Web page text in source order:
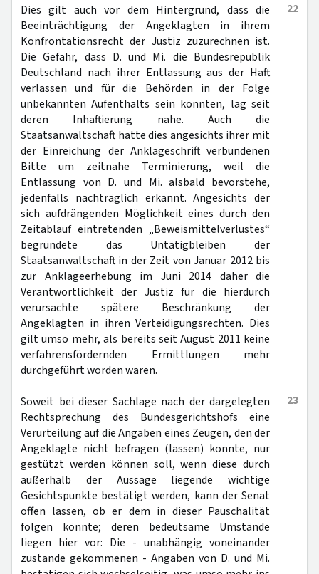
22
Dies gilt auch vor dem Hintergrund, dass die
Beeinträchtigung der Angeklagten in ihrem
Konfrontationsrecht der Justiz zuzurechnen ist.
Die Gefahr, dass D. und Mi. die Bundesrepublik
Deutschland nach ihrer Entlassung aus der Haft
verlassen und für die Behörden in der Folge
unbekannten Aufenthalts sein könnten, lag seit
deren Inhaftierung nahe. Auch die
Staatsanwaltschaft hatte dies angesichts ihrer mit
der Einreichung der Anklageschrift verbundenen
Bitte um zeitnahe Terminierung, weil die
Entlassung von D. und Mi. alsbald bevorstehe,
jedenfalls nachträglich erkannt. Angesichts der
sich aufdrängenden Möglichkeit eines durch den
Zeitablauf eintretenden „Beweismittelverlustes“
begründete das Untätigbleiben der
Staatsanwaltschaft in der Zeit von Januar 2012 bis
zur Anklageerhebung im Juni 2014 daher die
Verantwortlichkeit der Justiz für die hierdurch
verursachte spätere Beschränkung der
Angeklagten in ihren Verteidigungsrechten. Dies
gilt umso mehr, als bereits seit August 2011 keine
verfahrensfördernden Ermittlungen mehr
durchgeführt worden waren.
23
Soweit bei dieser Sachlage nach der dargelegten
Rechtsprechung des Bundesgerichtshofs eine
Verurteilung auf die Angaben eines Zeugen, den der
Angeklagte nicht befragen (lassen) konnte, nur
gestützt werden können soll, wenn diese durch
außerhalb der Aussage liegende wichtige
Gesichtspunkte bestätigt werden, kann der Senat
offen lassen, ob er dem in dieser Pauschalität
folgen könnte; deren bedeutsame Umstände
liegen hier vor: Die - unabhängig voneinander
zustande gekommenen - Angaben von D. und Mi.